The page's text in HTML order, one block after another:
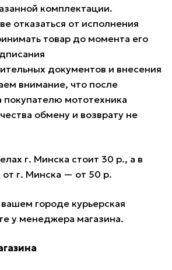
комплектации.
отказаться от исполнения
товар до момента его
документов и внесения
внимание, что после
покупателю мототехника
обмену и возврату не
г. Минска стоит 30 р., а в
г. Минска — от 50 р.
городе курьерская
у менеджера магазина.